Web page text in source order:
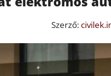
Szerző: